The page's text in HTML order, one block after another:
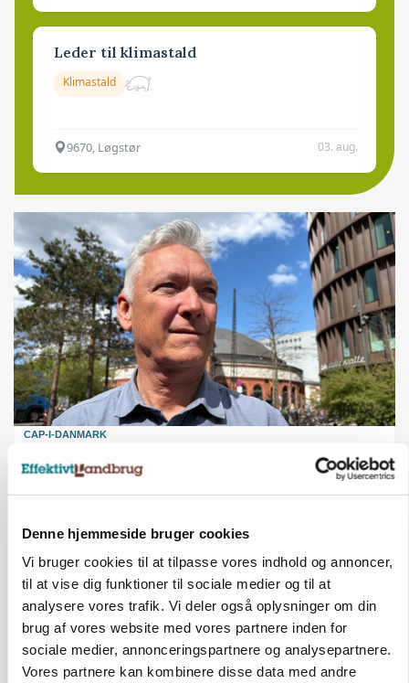
Denne hjemmeside bruger cookies
Vi bruger cookies til at tilpasse vores indhold og annoncer,
til at vise dig funktioner til sociale medier og til at
analysere vores trafik. Vi deler også oplysninger om din
brug af vores website med vores partnere inden for
sociale medier, annonceringspartnere og analysepartnere.
Vores partnere kan kombinere disse data med andre
Leder til klimastald
Klimastald
9670, Løgstør 03. aug.
CAP-I-DANMARK
konkurrence- og produktionsvilkår